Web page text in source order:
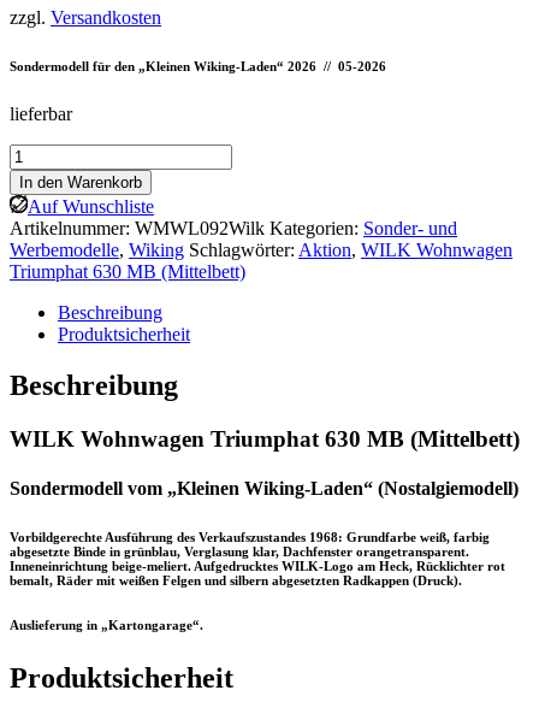
zzgl. Versandkosten
Sondermodell für den „Kleinen Wiking-Laden“ 2026 // 05-2026
lieferbar
Wiking:
WILK
Wohnwagen
Triumphat
630
MB
(Mittelbett)
Menge
In den Warenkorb
Auf Wunschliste
Artikelnummer: WMWL092Wilk Kategorien: Sonder- und
Werbemodelle, Wiking Schlagwörter: Aktion, WILK Wohnwagen
Triumphat 630 MB (Mittelbett)
Beschreibung
Produktsicherheit
Beschreibung
WILK Wohnwagen Triumphat 630 MB (Mittelbett)
Sondermodell vom „Kleinen Wiking-Laden“ (Nostalgiemodell)
Vorbildgerechte Ausführung des Verkaufszustandes 1968: Grundfarbe weiß, farbig
abgesetzte Binde in grünblau, Verglasung klar, Dachfenster orangetransparent.
Inneneinrichtung beige-meliert. Aufgedrucktes WILK-Logo am Heck, Rücklichter rot
bemalt, Räder mit weißen Felgen und silbern abgesetzten Radkappen (Druck).
Auslieferung in „Kartongarage“.
Produktsicherheit